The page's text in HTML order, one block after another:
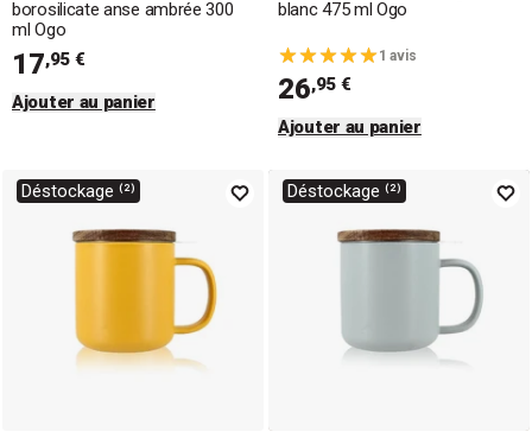
borosilicate anse ambrée 300
ml Ogo
17,95 €
Ajouter au panier
blanc 475 ml Ogo
1 avis
26,95 €
Ajouter au panier
Déstockage ⁽²⁾ Déstockage ⁽²⁾